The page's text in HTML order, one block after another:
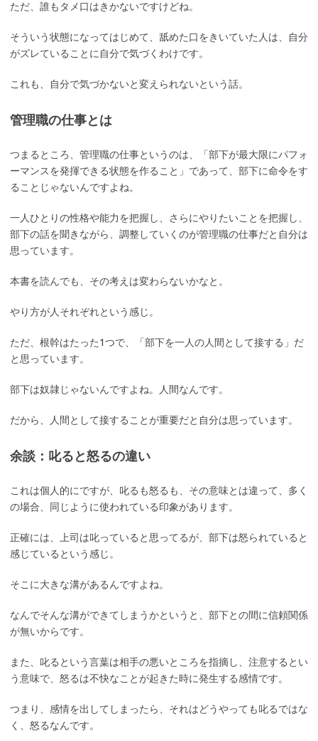
ただ、誰もタメ口はきかないですけどね。
そういう状態になってはじめて、舐めた口をきいていた人は、自分
がズレていることに自分で気づくわけです。
これも、自分で気づかないと変えられないという話。
管理職の仕事とは
つまるところ、管理職の仕事というのは、「部下が最大限にパフォ
ーマンスを発揮できる状態を作ること」であって、部下に命令をす
ることじゃないんですよね。
一人ひとりの性格や能力を把握し、さらにやりたいことを把握し、
部下の話を聞きながら、調整していくのが管理職の仕事だと自分は
思っています。
本書を読んでも、その考えは変わらないかなと。
やり方が人それぞれという感じ。
ただ、根幹はたった1つで、「部下を一人の人間として接する」だ
と思っています。
部下は奴隷じゃないんですよね。人間なんです。
だから、人間として接することが重要だと自分は思っています。
余談：叱ると怒るの違い
これは個人的にですが、叱るも怒るも、その意味とは違って、多く
の場合、同じように使われている印象があります。
正確には、上司は叱っていると思ってるが、部下は怒られていると
感じているという感じ。
そこに大きな溝があるんですよね。
なんでそんな溝ができてしまうかというと、部下との間に信頼関係
が無いからです。
また、叱るという言葉は相手の悪いところを指摘し、注意するとい
う意味で、怒るは不快なことが起きた時に発生する感情です。
つまり、感情を出してしまったら、それはどうやっても叱るではな
く、怒るなんです。